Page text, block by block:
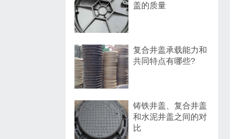
盖的质量
复合井盖承载能力和
共同特点有哪些?
铸铁井盖、复合井盖
和水泥井盖之间的对
比